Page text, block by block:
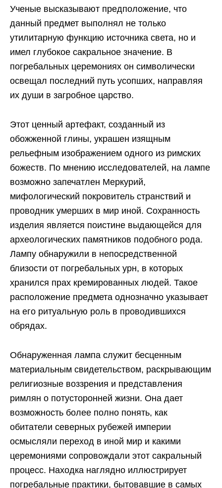
Ученые высказывают предположение, что
данный предмет выполнял не только
утилитарную функцию источника света, но и
имел глубокое сакральное значение. В
погребальных церемониях он символически
освещал последний путь усопших, направляя
их души в загробное царство.
Этот ценный артефакт, созданный из
обожженной глины, украшен изящным
рельефным изображением одного из римских
божеств. По мнению исследователей, на лампе
возможно запечатлен Меркурий,
мифологический покровитель странствий и
проводник умерших в мир иной. Сохранность
изделия является поистине выдающейся для
археологических памятников подобного рода.
Лампу обнаружили в непосредственной
близости от погребальных урн, в которых
хранился прах кремированных людей. Такое
расположение предмета однозначно указывает
на его ритуальную роль в проводившихся
обрядах.
Обнаруженная лампа служит бесценным
материальным свидетельством, раскрывающим
религиозные воззрения и представления
римлян о потусторонней жизни. Она дает
возможность более полно понять, как
обитатели северных рубежей империи
осмысляли переход в иной мир и какими
церемониями сопровождали этот сакральный
процесс. Находка наглядно иллюстрирует
погребальные практики, бытовавшие в самых